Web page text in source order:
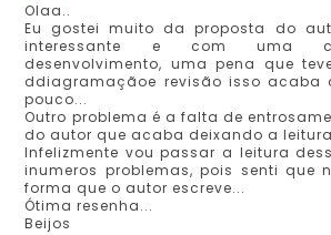
Olaa..
Eu gostei muito da proposta do
interessante e com uma
desenvolvimento, uma pena que
ddiagramaçãoe revisão isso acaba
pouco...
Outro problema é a falta de
do autor que acaba deixando a
Infelizmente vou passar a leitura
inumeros problemas, pois senti que
forma que o autor escreve...
Ótima resenha...
Beijos